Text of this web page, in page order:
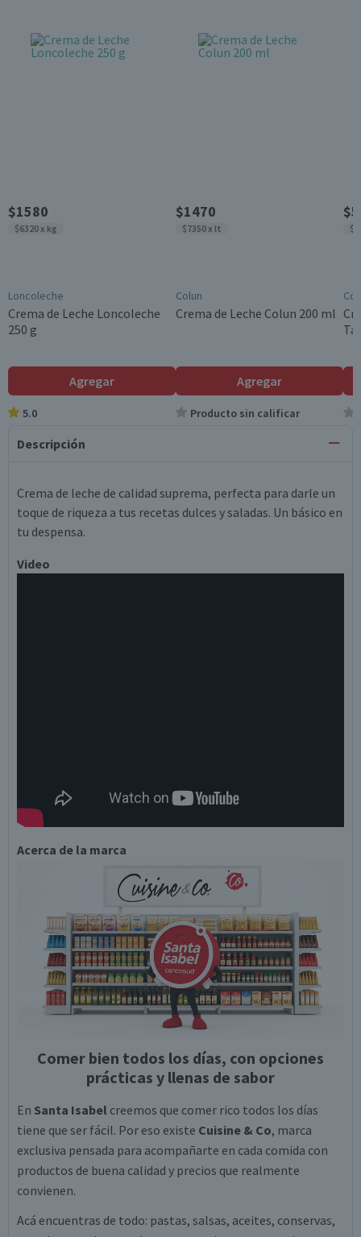
$1580
$6320 x kg
Loncoleche
Crema de Leche Loncoleche
250 g
Agregar
5.0
$1470
$7350 x lt
Colun
Crema de Leche Colun 200 ml
Agregar
Producto sin calificar
Descripción
Crema de leche de calidad suprema, perfecta para darle un
toque de riqueza a tus recetas dulces y saladas. Un básico en
tu despensa.
Video
Acerca de la marca
Comer bien todos los días, con opciones
prácticas y llenas de sabor
En Santa Isabel creemos que comer rico todos los días
tiene que ser fácil. Por eso existe Cuisine & Co, marca
exclusiva pensada para acompañarte en cada comida con
productos de buena calidad y precios que realmente
convienen.
Acá encuentras de todo: pastas, salsas, aceites, conservas,